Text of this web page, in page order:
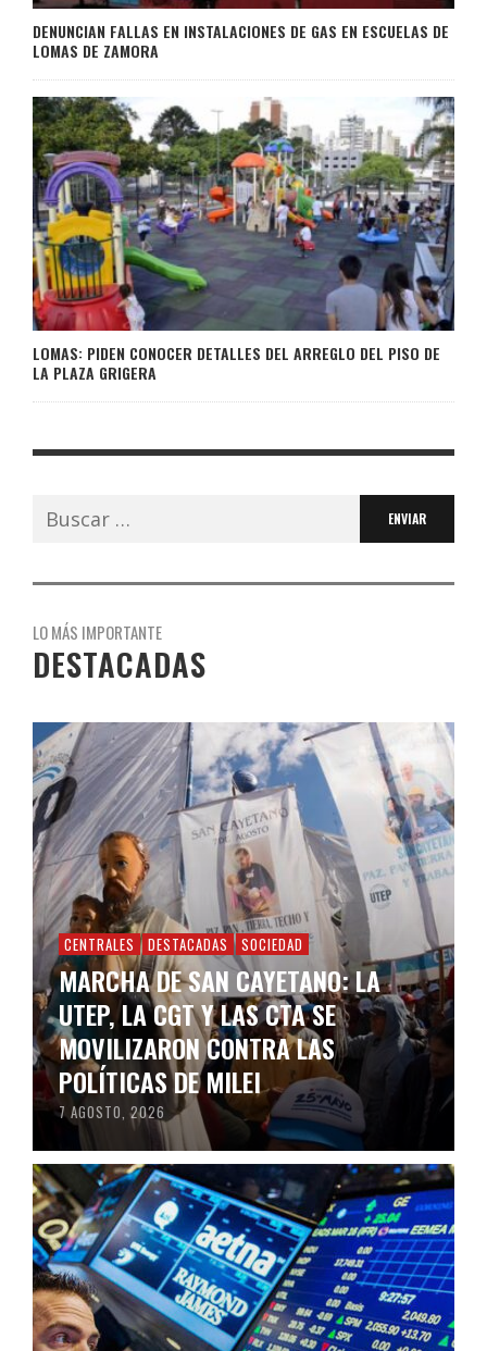
DENUNCIAN FALLAS EN INSTALACIONES DE GAS EN ESCUELAS DE
LOMAS DE ZAMORA
LOMAS: PIDEN CONOCER DETALLES DEL ARREGLO DEL PISO DE
LA PLAZA GRIGERA
Buscar:
LO MÁS IMPORTANTE
DESTACADAS
CENTRALES DESTACADAS SOCIEDAD
MARCHA DE SAN CAYETANO: LA
UTEP, LA CGT Y LAS CTA SE
MOVILIZARON CONTRA LAS
POLÍTICAS DE MILEI
7 AGOSTO, 2026